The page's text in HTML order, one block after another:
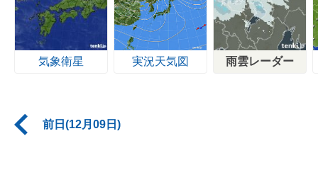
気象衛星 実況天気図 雨雲レーダー
前日(12月09日)